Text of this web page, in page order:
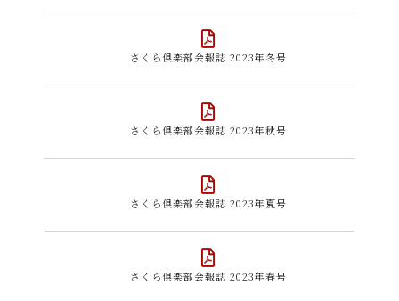
さくら倶楽部会報誌 2023年冬号
さくら倶楽部会報誌 2023年秋号
さくら倶楽部会報誌 2023年夏号
さくら倶楽部会報誌 2023年春号